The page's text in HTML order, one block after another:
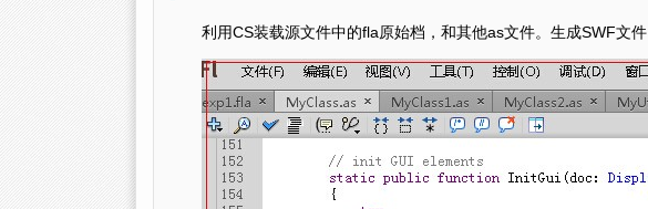
利用CS装载源文件中的fla原始档，和其他as文件。生成SWF文件